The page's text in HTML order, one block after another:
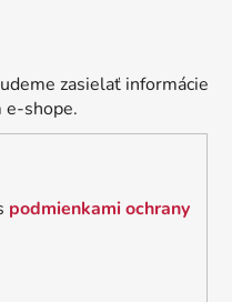
zasielať informácie
e-shope.
podmienkami ochrany